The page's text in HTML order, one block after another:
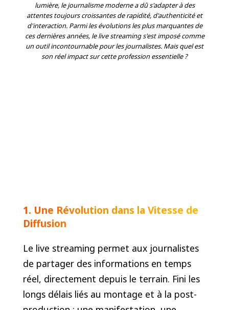
lumière, le journalisme moderne a dû s'adapter à des
attentes toujours croissantes de rapidité, d'authenticité et
d'interaction. Parmi les évolutions les plus marquantes de
ces dernières années, le live streaming s'est imposé comme
un outil incontournable pour les journalistes. Mais quel est
son réel impact sur cette profession essentielle ?
1. Une Révolution dans la Vitesse de
Diffusion
Le live streaming permet aux journalistes
de partager des informations en temps
réel, directement depuis le terrain. Fini les
longs délais liés au montage et à la post-